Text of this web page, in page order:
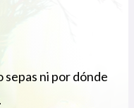
sepas ni por dónde